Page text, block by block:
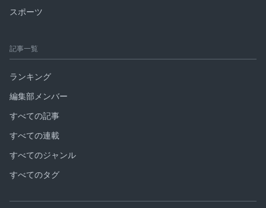
スポーツ
記事一覧
ランキング
編集部メンバー
すべての記事
すべての連載
すべてのジャンル
すべてのタグ